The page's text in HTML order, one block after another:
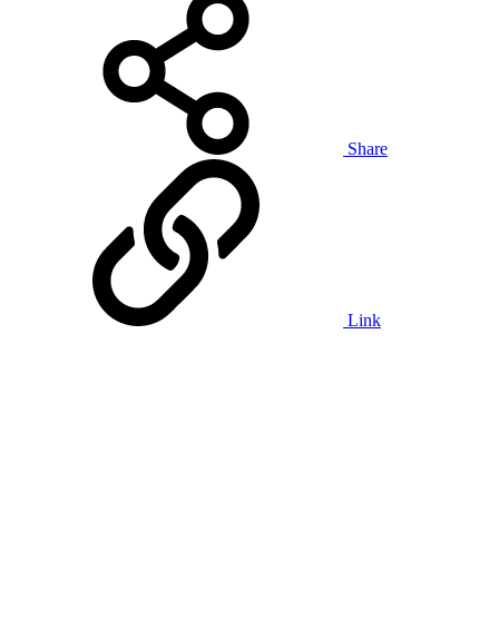
Share
Link